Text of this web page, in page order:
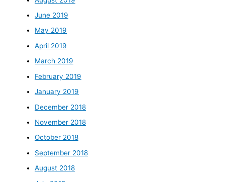
June 2019
May 2019
April 2019
March 2019
February 2019
January 2019
December 2018
November 2018
October 2018
September 2018
August 2018